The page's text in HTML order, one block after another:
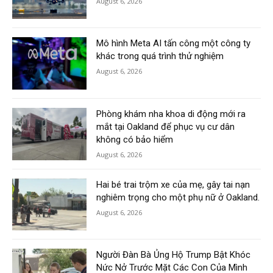
Mô hình Meta AI tấn công một công ty
khác trong quá trình thử nghiệm
August 6, 2026
Phòng khám nha khoa di động mới ra
mắt tại Oakland để phục vụ cư dân
không có bảo hiểm
August 6, 2026
Hai bé trai trộm xe của mẹ, gây tai nạn
nghiêm trọng cho một phụ nữ ở Oakland.
August 6, 2026
Người Đàn Bà Ủng Hộ Trump Bật Khóc
Nức Nở Trước Mặt Các Con Của Mình